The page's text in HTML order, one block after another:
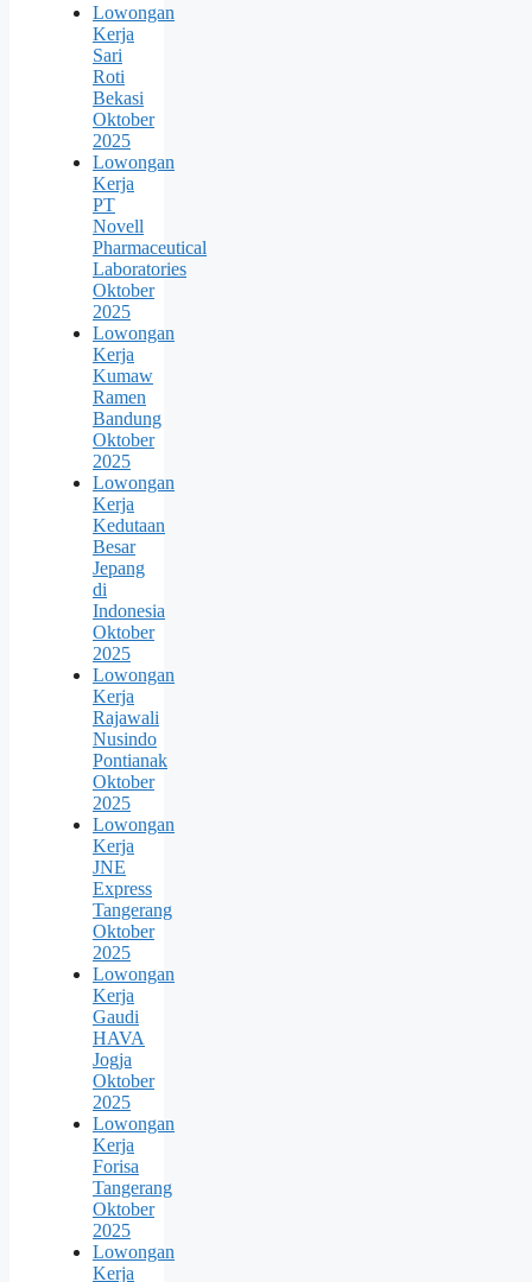
Lowongan
Kerja
Sari
Roti
Bekasi
Oktober
2025
Lowongan
Kerja
PT
Novell
Pharmaceutical
Laboratories
Oktober
2025
Lowongan
Kerja
Kumaw
Ramen
Bandung
Oktober
2025
Lowongan
Kerja
Kedutaan
Besar
Jepang
di
Indonesia
Oktober
2025
Lowongan
Kerja
Rajawali
Nusindo
Pontianak
Oktober
2025
Lowongan
Kerja
JNE
Express
Tangerang
Oktober
2025
Lowongan
Kerja
Gaudi
HAVA
Jogja
Oktober
2025
Lowongan
Kerja
Forisa
Tangerang
Oktober
2025
Lowongan
Kerja